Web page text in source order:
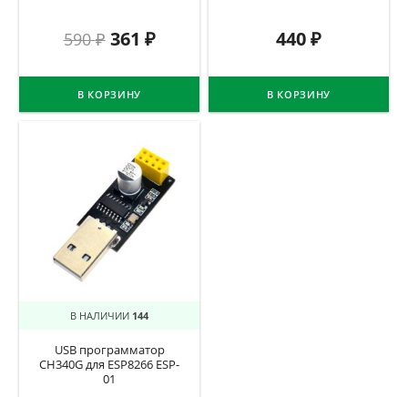
590₽ 361 ₽
В КОРЗИНУ
440₽
В КОРЗИНУ
В НАЛИЧИИ 144
USB программатор
CH340G для ESP8266 ESP-
01